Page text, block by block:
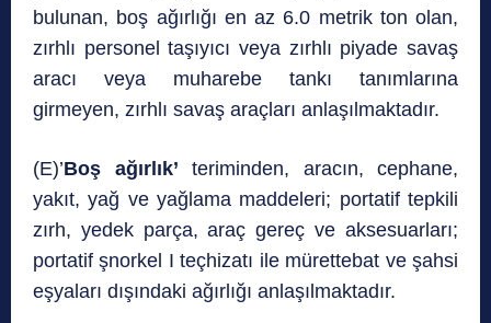
bulunan, boş ağırlığı en az 6.0 metrik ton olan,
zırhlı personel taşıyıcı veya zırhlı piyade savaş
aracı veya muharebe tankı tanımlarına
girmeyen, zırhlı savaş araçları anlaşılmaktadır.
(E)’Boş ağırlık’ teriminden, aracın, cephane,
yakıt, yağ ve yağlama maddeleri; portatif tepkili
zırh, yedek parça, araç gereç ve aksesuarları;
portatif şnorkel I teçhizatı ile mürettebat ve şahsi
eşyaları dışındaki ağırlığı anlaşılmaktadır.